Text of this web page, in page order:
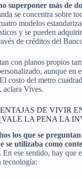
superponer más de
se concentra sobre
modelos
y se pueden
de créditos del
con planos propios
aunque en
costo del metro
aclara Vives.
DE VIVIR
LA PENA LA
los que se
se utilizaba como
En ese sentido, hay que
tecnología: